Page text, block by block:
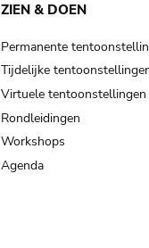
ZIEN & DOEN
Permanente
Tijdelijke
Virtuele tentoonstellingen
Rondleidingen
Workshops
Agenda